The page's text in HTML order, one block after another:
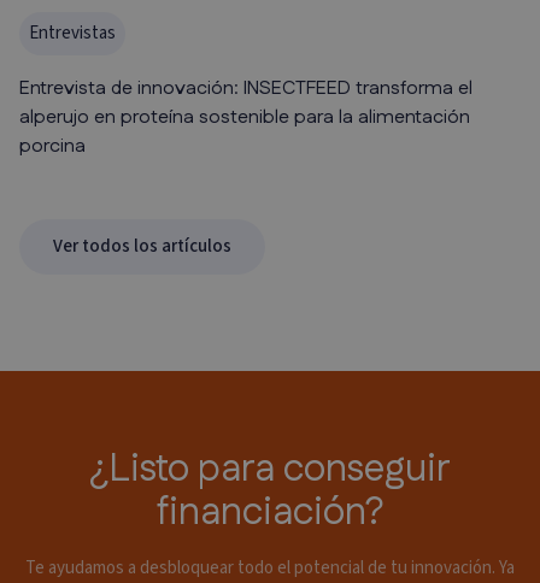
Entrevistas
Entrevista de innovación: INSECTFEED transforma el
alperujo en proteína sostenible para la alimentación
porcina
Ver todos los artículos
¿Listo para conseguir
financiación?
Te ayudamos a desbloquear todo el potencial de tu innovación. Ya